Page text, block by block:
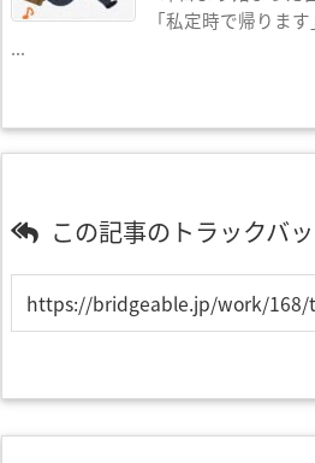
「私定時で帰りま
...
この記事のトラックバ